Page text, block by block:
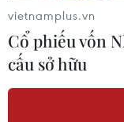
vietnamplus.vn
Cổ phiếu vốn
cấu sở hữu